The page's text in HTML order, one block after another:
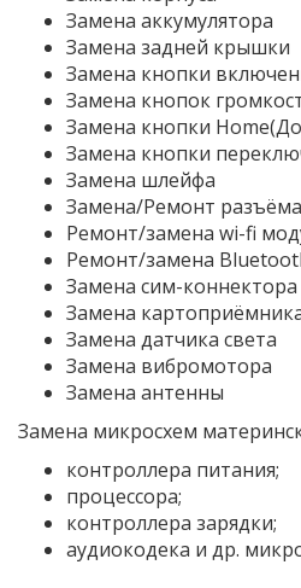
Замена аккумулятора
Замена задней крышки
Замена кнопки
Замена кнопок
Замена кнопки
Замена кнопки
Замена шлейфа
Замена/Ремонт
Ремонт/замена wi-fi
Ремонт/замена
Замена сим-коннектора
Замена
Замена датчика света
Замена вибромотора
Замена антенны
Замена микросхем
контроллера питания;
процессора;
контроллера зарядки;
аудиокодека и др.